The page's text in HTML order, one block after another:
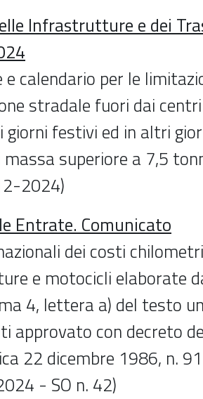
Infrastrutture e dei
calendario per le
stradale fuori dai
giorni festivi ed in altri
massa superiore a 7,5
2024)
Entrate. Comunicato
dei costi
e motocicli elaborate
4, lettera a) del testo
approvato con decreto
22 dicembre 1986, n.
- SO n. 42)